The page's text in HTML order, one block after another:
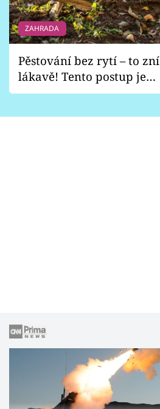
ZAHRADA
Pěstování bez rytí – to zní
lákavě! Tento postup je
vhodný jen pro některé